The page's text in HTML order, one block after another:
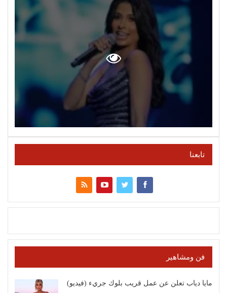
تابعنا
فن ومشاهير
مايا دياب تعلن عن عمل قريب بلوك جريء (فيديو)